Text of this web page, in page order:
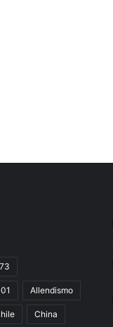
Allendismo
China